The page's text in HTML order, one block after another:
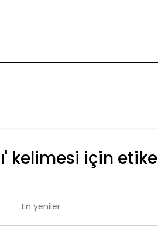
kelimesi için
En yeniler